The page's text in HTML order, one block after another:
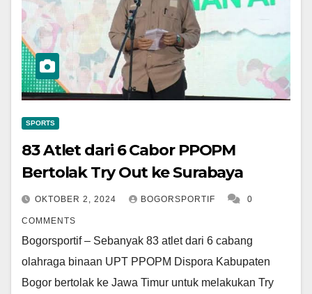
SPORTS
83 Atlet dari 6 Cabor PPOPM
Bertolak Try Out ke Surabaya
OKTOBER 2, 2024 BOGORSPORTIF 0
COMMENTS
Bogorsportif – Sebanyak 83 atlet dari 6 cabang
olahraga binaan UPT PPOPM Dispora Kabupaten
Bogor bertolak ke Jawa Timur untuk melakukan Try